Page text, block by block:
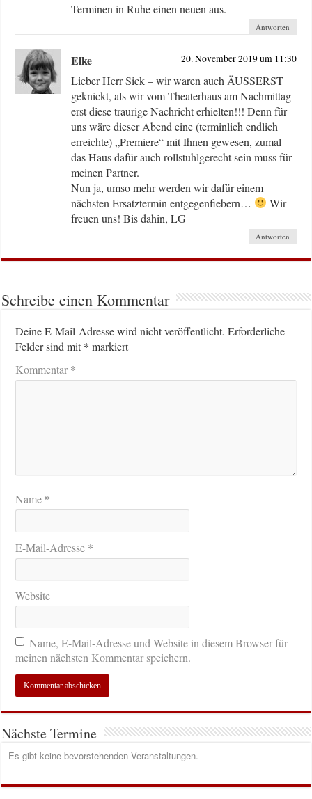
Terminen in Ruhe einen neuen aus.
Antworten
Elke 20. November 2019 um 11:30
Lieber Herr Sick – wir waren auch ÄUSSERST
geknickt, als wir vom Theaterhaus am Nachmittag
erst diese traurige Nachricht erhielten!!! Denn für
uns wäre dieser Abend eine (terminlich endlich
erreichte) „Premiere“ mit Ihnen gewesen, zumal
das Haus dafür auch rollstuhlgerecht sein muss für
meinen Partner.
Nun ja, umso mehr werden wir dafür einem
nächsten Ersatztermin entgegenfiebern…
Wir
freuen uns! Bis dahin, LG
Antworten
Schreibe einen Kommentar
Deine E-Mail-Adresse wird nicht veröffentlicht. Erforderliche
Felder sind mit* markiert
Kommentar*
Name *
E-Mail-Adresse *
Website
Name, E-Mail-Adresse und Website in diesem Browser für
meinen nächsten Kommentar speichern.
Nächste Termine
Es gibt keine bevorstehenden Veranstaltungen.